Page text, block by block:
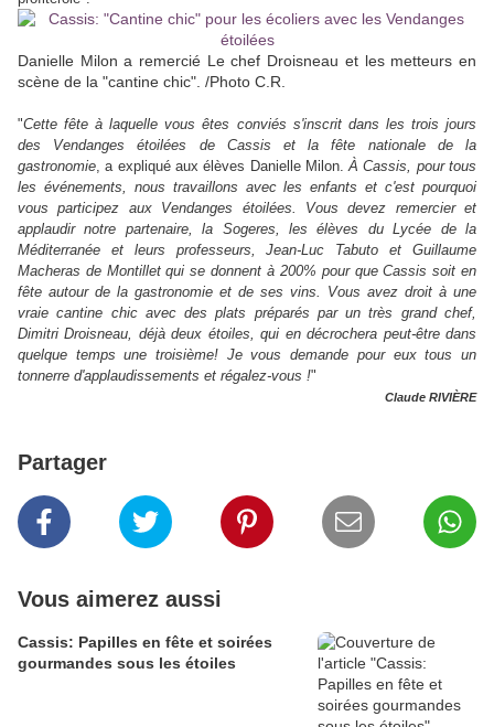
Danielle Milon a remercié Le chef Droisneau et les metteurs en
scène de la "cantine chic". /Photo C.R.
"Cette fête à laquelle vous êtes conviés s'inscrit dans les trois jours
des Vendanges étoilées de Cassis et la fête nationale de la
gastronomie, a expliqué aux élèves Danielle Milon.À Cassis, pour tous
les événements, nous travaillons avec les enfants et c'est pourquoi
vous participez aux Vendanges étoilées. Vous devez remercier et
applaudir notre partenaire, la Sogeres, les élèves du Lycée de la
Méditerranée et leurs professeurs, Jean-Luc Tabuto et Guillaume
Macheras de Montillet qui se donnent à 200% pour que Cassis soit en
fête autour de la gastronomie et de ses vins. Vous avez droit à une
vraie cantine chic avec des plats préparés par un très grand chef,
Dimitri Droisneau, déjà deux étoiles, qui en décrochera peut-être dans
quelque temps une troisième! Je vous demande pour eux tous un
tonnerre d'applaudissements et régalez-vous !"
Claude RIVIÈRE
Partager
Vous aimerez aussi
Cassis: Papilles en fête et soirées
gourmandes sous les étoiles